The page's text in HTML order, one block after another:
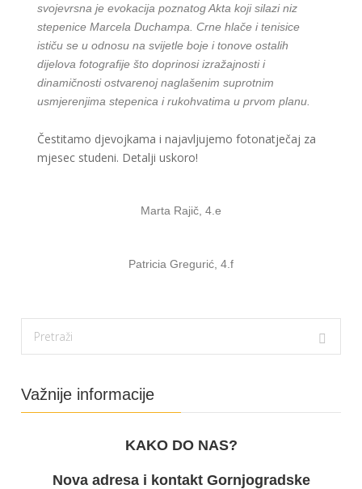
svojevrsna je evokacija poznatog Akta koji silazi niz
stepenice Marcela Duchampa. Crne hlače i tenisice
ističu se u odnosu na svijetle boje i tonove ostalih
dijelova fotografije što doprinosi izražajnosti i
dinamičnosti ostvarenoj naglašenim suprotnim
usmjerenjima stepenica i rukohvatima u prvom planu.
Čestitamo djevojkama i najavljujemo fotonatječaj za
mjesec studeni. Detalji uskoro!
Marta Rajič, 4.e
Patricia Gregurić, 4.f
Važnije informacije
KAKO DO NAS?
Nova adresa i kontakt Gornjogradske